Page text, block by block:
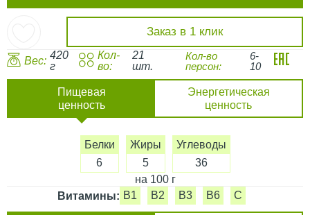
Заказ в 1 клик
Вес: 420
г
Кол-
во:
21
шт.
Кол-во
персон:
6-
10
Пищевая
ценность
Энергетическая
ценность
Белки
6
Жиры
5
Углеводы
36
на 100 г
Витамины: B1 B2 B3 B6 C